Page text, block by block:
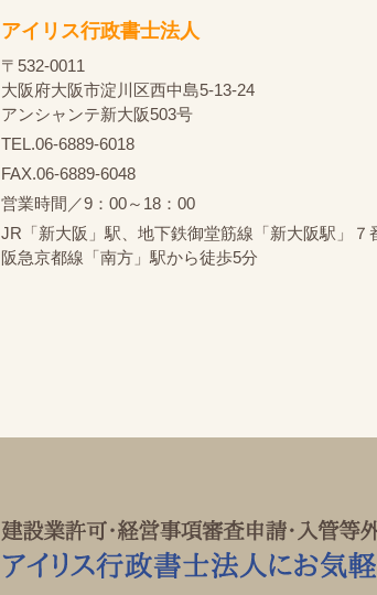
アイリス行政書士法人
〒532-0011
大阪府大阪市淀川区西中島5-13-24
アンシャンテ新大阪503号
TEL.06-6889-6018
FAX.06-6889-6048
営業時間／9：00～18：00
JR「新大阪」駅、地下鉄御堂筋線「新大阪駅」７
阪急京都線「南方」駅から徒歩5分